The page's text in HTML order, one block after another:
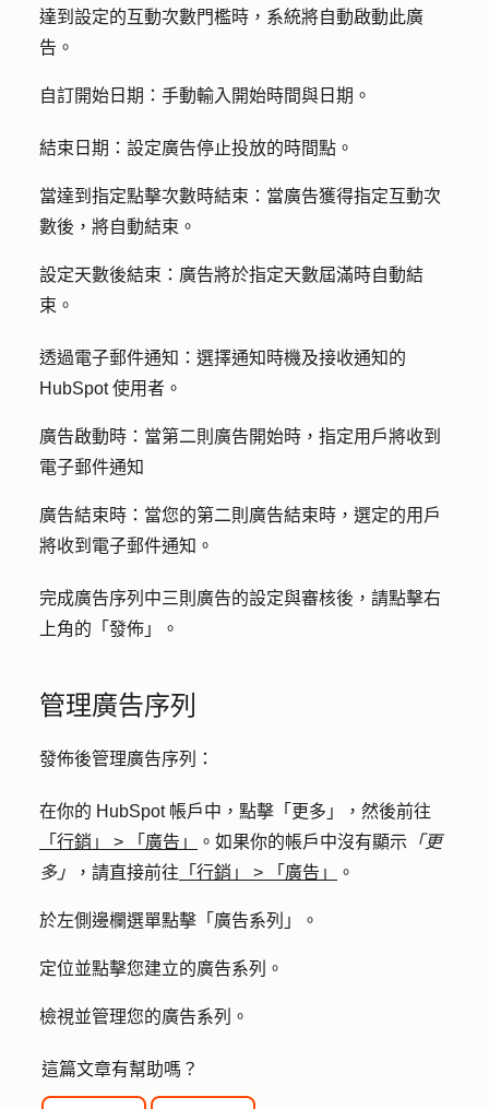
達到設定的互動次數門檻時，系統將自動啟動此廣
告。
自訂開始日期： 手動輸入開始時間與日期 。
結束日期： 設定廣告停止投放的時間點。
當達到指定點擊次數時結束 ： 當廣告獲得指定互動次
數後，將自動結束。
設定天數後結束： 廣告將於指定天數屆滿時自動結
束。
透過電子郵件通知： 選擇通知時機及接收通知的
HubSpot 使用者 。
廣告啟動時： 當第二則廣告開始時， 指定用戶將收到
電子郵件通知
廣告結束時： 當您的第二則廣告結束時，選定的用戶
將收到電子郵件通知。
完成廣告序列中三則廣告的設定與審核後，請點擊右
上角的「 發佈」 。
管理廣告序列
發佈後管理廣告序列：
在你的 HubSpot 帳戶中，點擊 「更多」
，然後前往
「行銷」
> 「廣告」 。如果你的帳戶中沒有顯示 「更
多」
，請直接前往 「行銷」 > 「廣告」 。
於左側邊欄選單點擊「 廣告系列 」。
定位並點擊您建立的廣告系列 。
檢視並管理您的廣告系列。
這篇文章有幫助嗎？